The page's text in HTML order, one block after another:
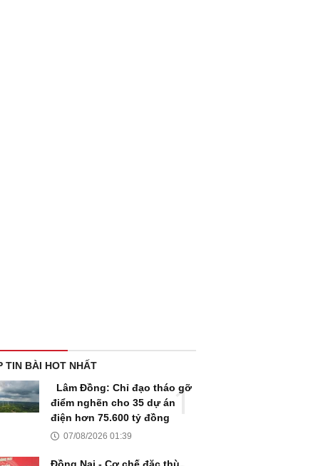
TIN BÀI HOT NHẤT
Lâm Đồng: Chỉ đạo tháo gỡ
điểm nghẽn cho 35 dự án
điện hơn 75.600 tỷ đồng
07/08/2026 01:39